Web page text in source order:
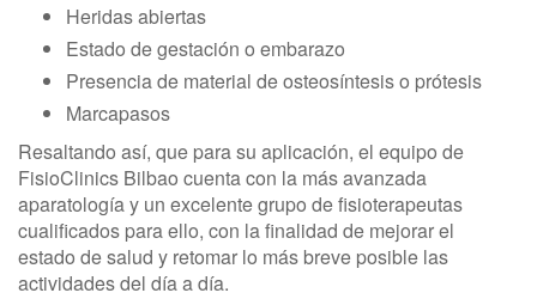
Heridas abiertas
Estado de gestación o embarazo
Presencia de material de osteosíntesis o prótesis
Marcapasos
Resaltando así, que para su aplicación, el equipo de
FisioClinics Bilbao cuenta con la más avanzada
aparatología y un excelente grupo de fisioterapeutas
cualificados para ello, con la finalidad de mejorar el
estado de salud y retomar lo más breve posible las
actividades del día a día.